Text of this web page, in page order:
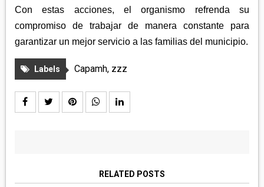
Con estas acciones, el organismo refrenda su
compromiso de trabajar de manera constante para
garantizar un mejor servicio a las familias del municipio.
Labels Capamh, zzz
RELATED POSTS